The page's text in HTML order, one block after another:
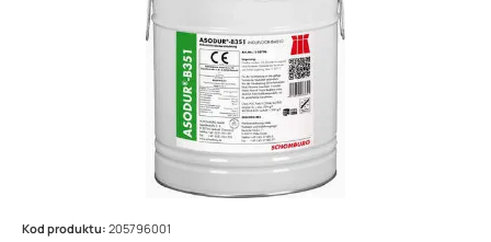
Kod produktu: 205796001